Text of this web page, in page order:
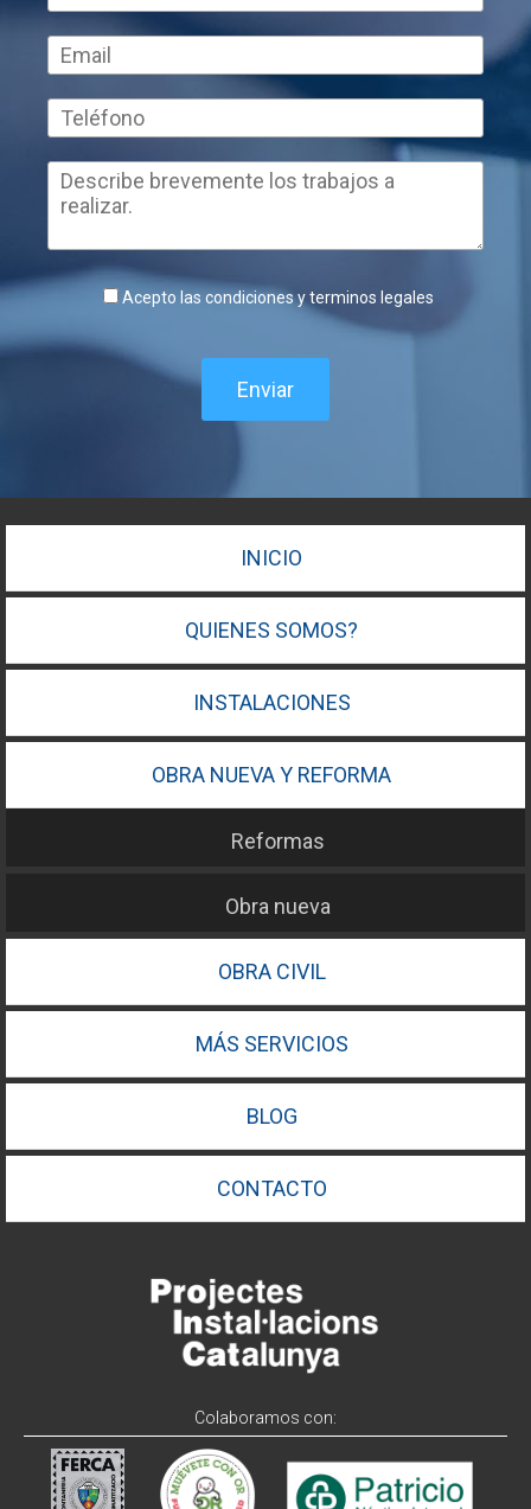
Acepto las condiciones y terminos legales
Enviar
INICIO
QUIENES SOMOS?
INSTALACIONES
OBRA NUEVA Y REFORMA
Reformas
Obra nueva
OBRA CIVIL
MÁS SERVICIOS
BLOG
CONTACTO
Colaboramos con: